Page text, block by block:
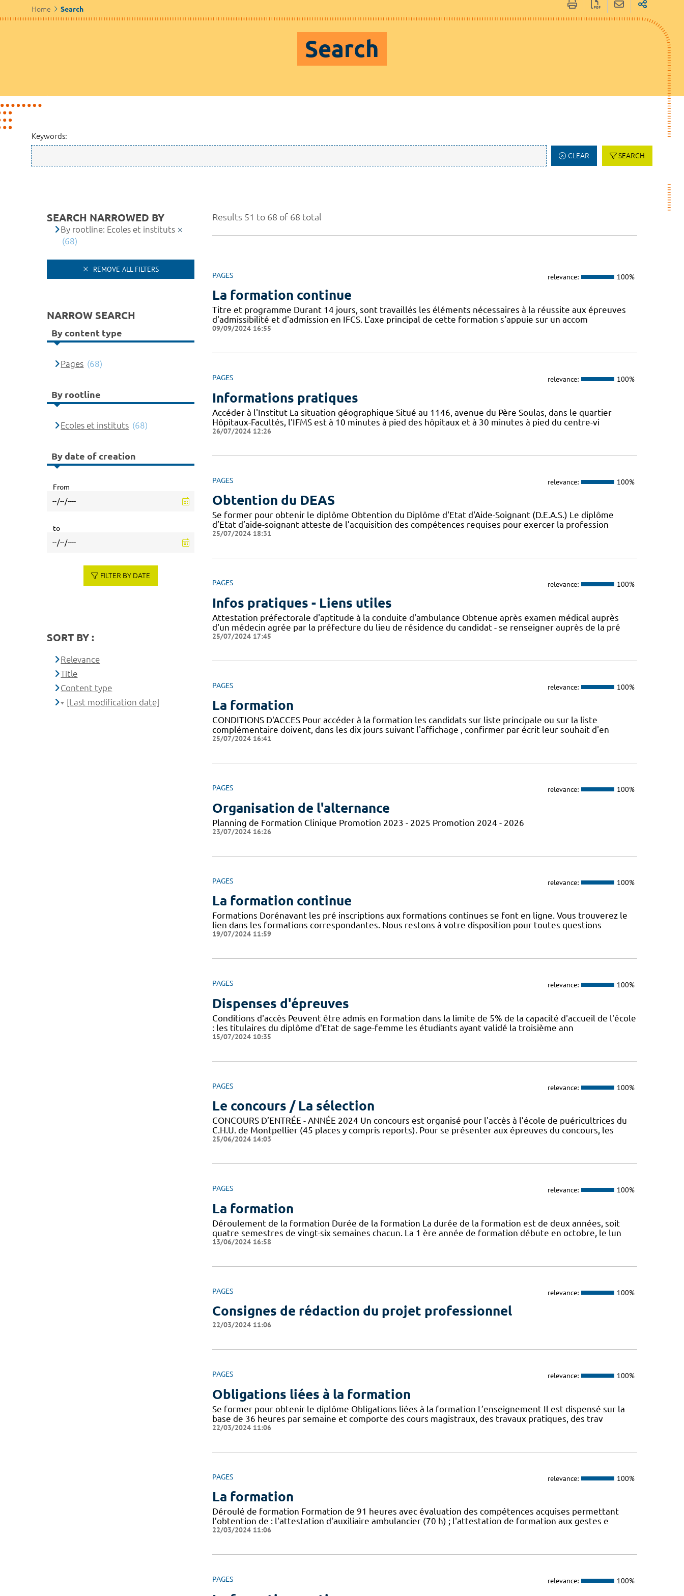
Home Search
Search
Keywords:
CLEAR SEARCH
Results 51 to 68 of 68 total
PAGES relevance: 100%
La formation continue
Titre et programme Durant 14 jours, sont travaillés les éléments nécessaires à la réussite aux épreuves
d'admissibilité et d'admission en IFCS. L'axe principal de cette formation s'appuie sur un accom
09/09/2024 16:55
PAGES relevance: 100%
Informations pratiques
Accéder à l'Institut La situation géographique Situé au 1146, avenue du Père Soulas, dans le quartier
Hôpitaux-Facultés, l'IFMS est à 10 minutes à pied des hôpitaux et à 30 minutes à pied du centre-vi
26/07/2024 12:26
PAGES relevance: 100%
Obtention du DEAS
Se former pour obtenir le diplôme Obtention du Diplôme d'Etat d'Aide-Soignant (D.E.A.S.) Le diplôme
d’Etat d’aide-soignant atteste de l’acquisition des compétences requises pour exercer la profession
25/07/2024 18:31
PAGES relevance: 100%
Infos pratiques - Liens utiles
Attestation préfectorale d'aptitude à la conduite d'ambulance Obtenue après examen médical auprès
d'un médecin agrée par la préfecture du lieu de résidence du candidat - se renseigner auprès de la pré
25/07/2024 17:45
PAGES relevance: 100%
La formation
CONDITIONS D'ACCES Pour accéder à la formation les candidats sur liste principale ou sur la liste
complémentaire doivent, dans les dix jours suivant l'affichage , confirmer par écrit leur souhait d'en
25/07/2024 16:41
PAGES relevance: 100%
Organisation de l'alternance
Planning de Formation Clinique Promotion 2023 - 2025 Promotion 2024 - 2026
23/07/2024 16:26
PAGES relevance: 100%
La formation continue
Formations Dorénavant les pré inscriptions aux formations continues se font en ligne. Vous trouverez le
lien dans les formations correspondantes. Nous restons à votre disposition pour toutes questions
19/07/2024 11:59
PAGES relevance: 100%
Dispenses d'épreuves
Conditions d'accès Peuvent être admis en formation dans la limite de 5% de la capacité d'accueil de l'école
: les titulaires du diplôme d'Etat de sage-femme les étudiants ayant validé la troisième ann
15/07/2024 10:35
PAGES relevance: 100%
Le concours / La sélection
CONCOURS D’ENTRÉE - ANNÉE 2024 Un concours est organisé pour l'accès à l’école de puéricultrices du
C.H.U. de Montpellier (45 places y compris reports). Pour se présenter aux épreuves du concours, les
25/06/2024 14:03
PAGES relevance: 100%
La formation
Déroulement de la formation Durée de la formation La durée de la formation est de deux années, soit
quatre semestres de vingt-six semaines chacun. La 1 ère année de formation débute en octobre, le lun
13/06/2024 16:58
PAGES relevance: 100%
Consignes de rédaction du projet professionnel
22/03/2024 11:06
PAGES relevance: 100%
Obligations liées à la formation
Se former pour obtenir le diplôme Obligations liées à la formation L’enseignement Il est dispensé sur la
base de 36 heures par semaine et comporte des cours magistraux, des travaux pratiques, des trav
22/03/2024 11:06
PAGES relevance: 100%
La formation
Déroulé de formation Formation de 91 heures avec évaluation des compétences acquises permettant
l’obtention de : l'attestation d'auxiliaire ambulancier (70 h) ; l'attestation de formation aux gestes e
22/03/2024 11:06
PAGES relevance: 100%
SEARCH NARROWED BY
By rootline: Ecoles et instituts
(68)
REMOVE ALL FILTERS
NARROW SEARCH
By content type
Pages (68)
By rootline
Ecoles et instituts (68)
By date of creation
From
to
FILTER BY DATE
SORT BY :
Relevance
Title
Content type
[Last modification date]